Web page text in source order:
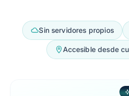
Sin servidores propios
Accesible desde